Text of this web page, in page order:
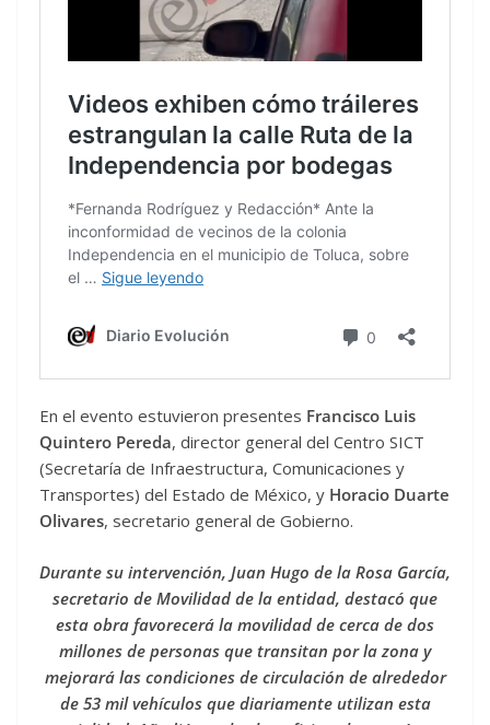
En el evento estuvieron presentes Francisco Luis
Quintero Pereda, director general del Centro SICT
(Secretaría de Infraestructura, Comunicaciones y
Transportes) del Estado de México, y Horacio Duarte
Olivares, secretario general de Gobierno.
Durante su intervención, Juan Hugo de la Rosa García,
secretario de Movilidad de la entidad, destacó que
esta obra favorecerá la movilidad de cerca de dos
millones de personas que transitan por la zona y
mejorará las condiciones de circulación de alrededor
de 53 mil vehículos que diariamente utilizan esta